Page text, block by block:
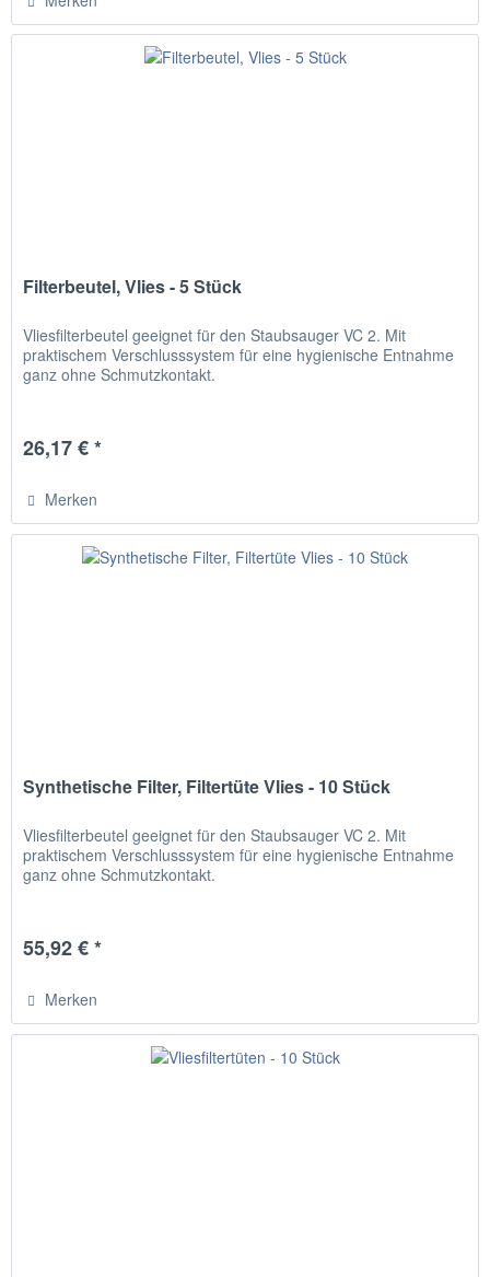
Filterbeutel, Vlies - 5 Stück
Vliesfilterbeutel geeignet für den Staubsauger VC 2. Mit
praktischem Verschlusssystem für eine hygienische Entnahme
ganz ohne Schmutzkontakt.
26,17 € *
Merken
Synthetische Filter, Filtertüte Vlies - 10 Stück
Vliesfilterbeutel geeignet für den Staubsauger VC 2. Mit
praktischem Verschlusssystem für eine hygienische Entnahme
ganz ohne Schmutzkontakt.
55,92 € *
Merken